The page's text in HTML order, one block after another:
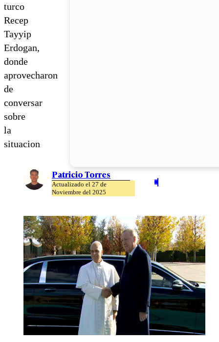
turco
Recep
Tayyip
Erdogan,
donde
aprovecharon
de
conversar
sobre
la
situacion
Patricio Torres
Actualizado el 27 de
Noviembre del 2025